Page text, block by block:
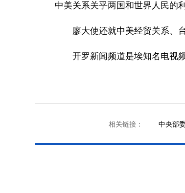
中美关系关乎两国和世界人民的
廖大使还就中美经贸关系、
开罗新闻频道是埃知名电视
相关链接： 中央部